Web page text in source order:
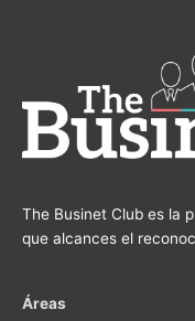
The Businet Club es la
que alcances el
Áreas